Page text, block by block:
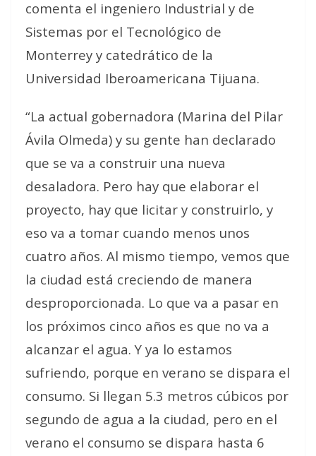
comenta el ingeniero Industrial y de
Sistemas por el Tecnológico de
Monterrey y catedrático de la
Universidad Iberoamericana Tijuana.
“La actual gobernadora (Marina del Pilar
Ávila Olmeda) y su gente han declarado
que se va a construir una nueva
desaladora. Pero hay que elaborar el
proyecto, hay que licitar y construirlo, y
eso va a tomar cuando menos unos
cuatro años. Al mismo tiempo, vemos que
la ciudad está creciendo de manera
desproporcionada. Lo que va a pasar en
los próximos cinco años es que no va a
alcanzar el agua. Y ya lo estamos
sufriendo, porque en verano se dispara el
consumo. Si llegan 5.3 metros cúbicos por
segundo de agua a la ciudad, pero en el
verano el consumo se dispara hasta 6